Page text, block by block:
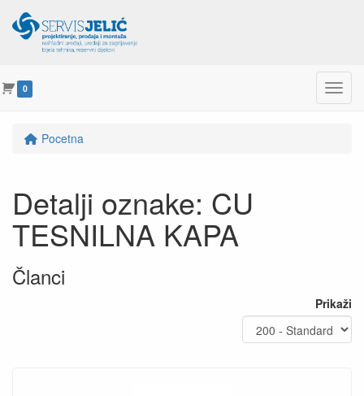
0 Menu
Pocetna
Detalji oznake: CU
TESNILNA KAPA
Članci
Prikaži